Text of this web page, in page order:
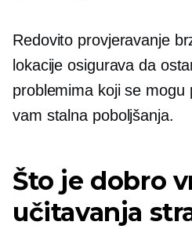
Redovito provjeravanje
lokacije osigurava da
problemima koji se mogu
vam stalna poboljšanja.
Što je dobro
učitavanja